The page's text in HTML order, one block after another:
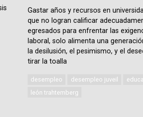
Gastar años y recursos en
que no logran calificar
egresados para enfrentar las
laboral, solo alimenta una
la desilusión, el pesimismo, y el
tirar la toalla
desempleo desempleo juveil
león trahtemberg